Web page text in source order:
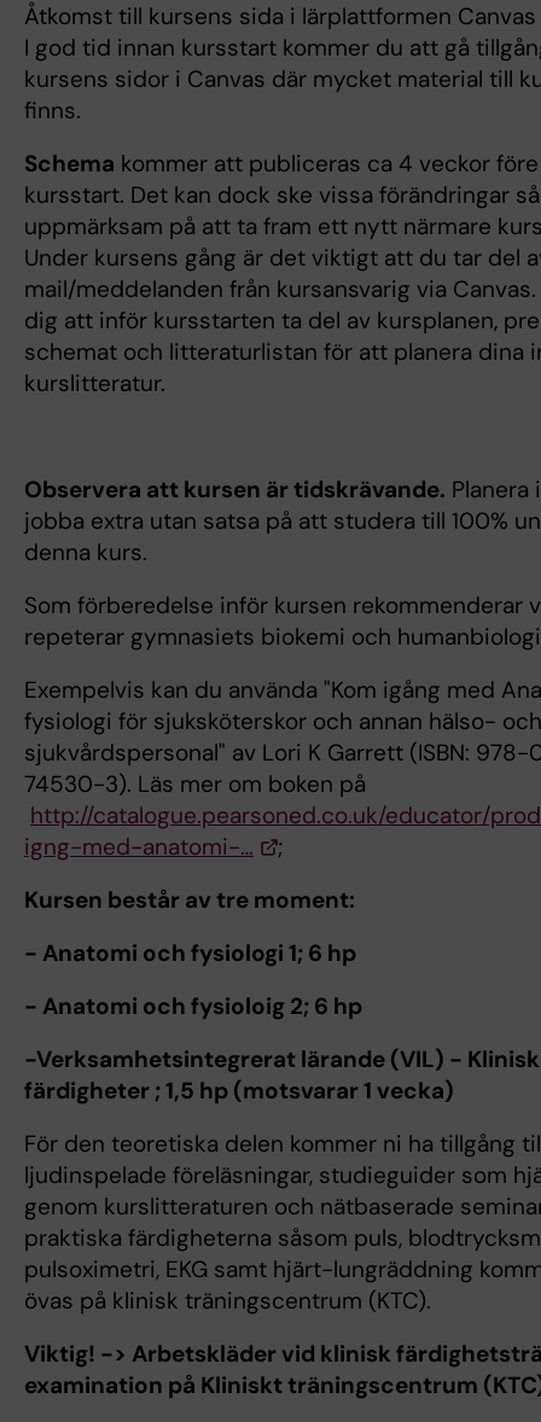
Åtkomst till kursens sida i lärplattformen Canvas
I god tid innan kursstart kommer du att gå
kursens sidor i Canvas där mycket material till
finns.
Schema kommer att publiceras ca 4 veckor före
kursstart. Det kan dock ske vissa förändringar
uppmärksam på att ta fram ett nytt närmare
Under kursens gång är det viktigt att du tar del
mail/meddelanden från kursansvarig via
dig att inför kursstarten ta del av kursplanen,
schemat och litteraturlistan för att planera dina
kurslitteratur.
Observera att kursen är tidskrävande. Planera
jobba extra utan satsa på att studera till 100%
denna kurs.
Som förberedelse inför kursen rekommenderar
repeterar gymnasiets biokemi och
Exempelvis kan du använda "Kom igång med
fysiologi för sjuksköterskor och annan hälso- och
sjukvårdspersonal" av Lori K Garrett (ISBN:
74530-3). Läs mer om boken på
http://catalogue.pearsoned.co.uk/educator/
igng-med-anatomi-…
;
Kursen består av tre moment:
- Anatomi och fysiologi 1; 6 hp
- Anatomi och fysioloig 2; 6 hp
-Verksamhetsintegrerat lärande (VIL) -
färdigheter ; 1,5 hp (motsvarar 1 vecka)
För den teoretiska delen kommer ni ha tillgång
ljudinspelade föreläsningar, studieguider som
genom kurslitteraturen och nätbaserade
praktiska färdigheterna såsom puls,
pulsoximetri, EKG samt hjärt-lungräddning
övas på klinisk träningscentrum (KTC).
Viktig! -> Arbetskläder vid klinisk
examination på Kliniskt träningscentrum